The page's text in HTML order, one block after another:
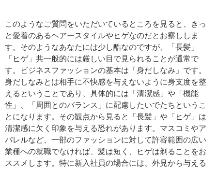
このようなご質問をいただいているところを見ると、きっ
と愛着のあるヘアースタイルやヒゲなのだとお察ししま
す。そのようなあなたには少し酷なのですが、「長髪」
「ヒゲ」共一般的には厳しい目で見られることが通常で
す。ビジネスファッションの基本は「身だしなみ」です。
身だしなみとは相手に不快感を与えないように身支度を整
えるということであり、具体的には「清潔感」や「機能
性」、「周囲とのバランス」に配慮したいでたちというこ
とになります。その観点から見ると「長髪」や「ヒゲ」は
清潔感に欠く印象を与える恐れがあります。マスコミやア
パレルなど、一部のファッションに対して許容範囲の広い
業種への就職でなければ、髪は短く、ヒゲは剃ることをお
ススメします。特に新入社員の場合には、外見から与える